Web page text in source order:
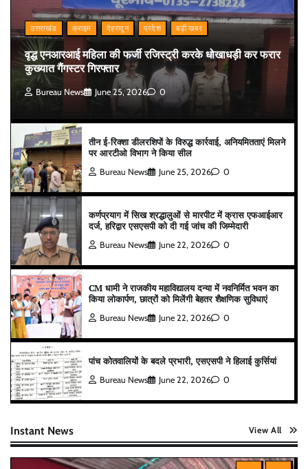
उत्तराखंड क्राइम देहरादून प्रदेश बड़ी खबर
वृद्ध एनआरआई महिला की फर्जी रजिस्ट्री करके धोखाधड़ी कर फरार
कुख्यात गैंगस्टर गिरफ्तार
Bureau News June 25, 2026 0
तीन ई-रिक्शा डीलरशिपों के विरुद्ध कार्रवाई, अनियमितताएं मिलने
पर आरटीओ विभाग ने किया सील
Bureau News June 25, 2026 0
कर्णप्रयाग में सिख श्रद्धालुओं से मारपीट में क्रास एफआईआर
दर्ज, हरिद्वार एसएसपी को दी गई जांच की जिम्मेदारी
Bureau News June 22, 2026 0
CM धामी ने राजकीय महाविद्यालय दन्या में नवनिर्मित भवन का
किया लोकार्पण, छात्रों को मिलेंगी बेहतर शैक्षणिक सुविधाएं
Bureau News June 22, 2026 0
पांच कोतवालियों के बदले प्रभारी, एसएसपी ने हिलाई कुर्सियां
Bureau News June 22, 2026 0
Instant News View All